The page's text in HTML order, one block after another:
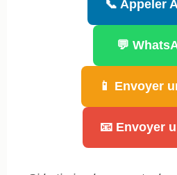
📞 Appeler
💬
📱 Envoyer
📧 Envoyer